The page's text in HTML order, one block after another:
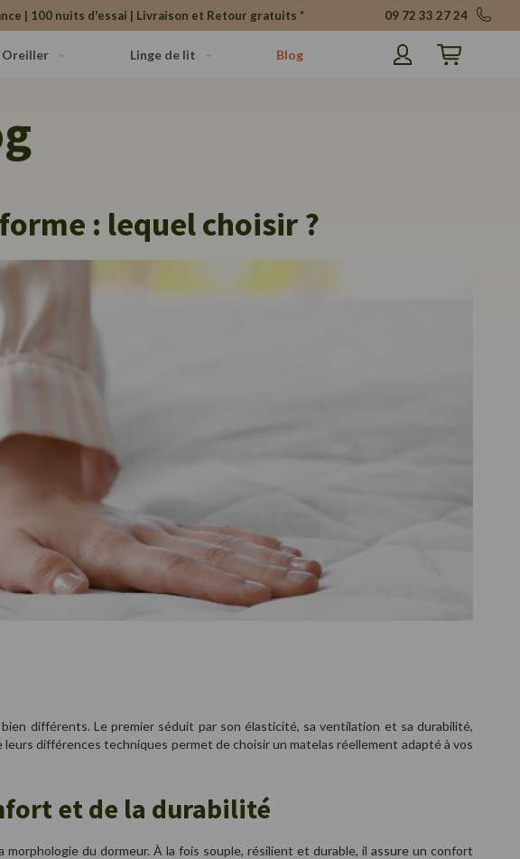
| 100 nuits d'essai | Livraison et Retour gratuits * 09 72 33 27 24
Oreiller Linge de lit Blog Mon panier
: lequel choisir ?
différents. Le premier séduit par son élasticité, sa ventilation et sa durabilité,
différences techniques permet de choisir un matelas réellement adapté à vos
et de la durabilité
du dormeur. À la fois souple, résilient et durable, il assure un confort